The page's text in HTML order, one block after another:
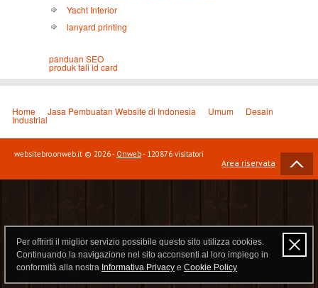
Yacht Interior
lanyard printing
panduan SEO
produk tali id card
Home Jasa Pembuatan Website di Indonesia Umum Desain
Industrial
websitebro.onweb.it © 2026 - Onweb- 120876 visitatori
Area riservata
Per offrirti il miglior servizio possibile questo sito utilizza cookies.
Continuando la navigazione nel sito acconsenti al loro impiego in
conformità alla nostra Informativa Privacy e Cookie Policy